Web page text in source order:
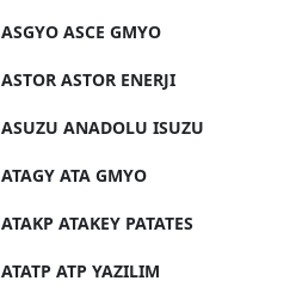
ASGYO ASCE GMYO
ASTOR ASTOR ENERJI
ASUZU ANADOLU ISUZU
ATAGY ATA GMYO
ATAKP ATAKEY PATATES
ATATP ATP YAZILIM